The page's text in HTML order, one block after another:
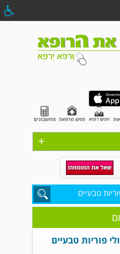
+
טבעיים
פוריות טבעיים